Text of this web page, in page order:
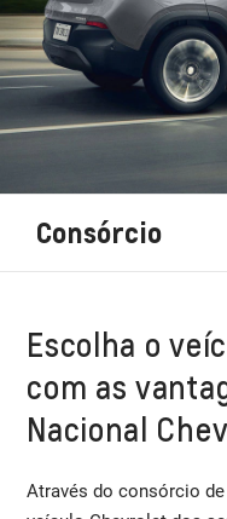
Consórcio
Escolha o
com as
Nacional
Através do consórcio